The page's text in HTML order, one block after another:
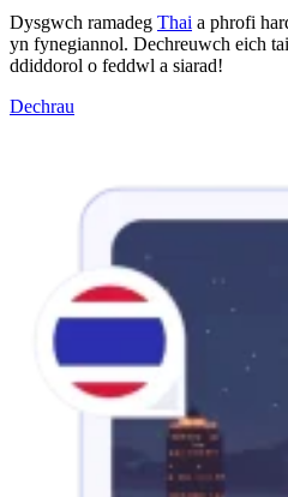
Dysgwch ramadeg Thai a phrofi
yn fynegiannol. Dechreuwch eich
ddiddorol o feddwl a siarad!
Dechrau